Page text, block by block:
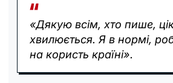
«Дякую всім, хто пише,
хвилюється. Я в нормі,
на користь країні».